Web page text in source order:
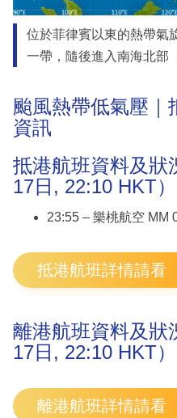
位於菲律賓以東的熱帶氣
一帶，隨後進入南海北部
颱風熱帶低氣壓｜
資訊
抵港航班資料及狀
17日, 22:10 HKT）
23:55 – 樂桃航空 MM
抵港航班詳情請看
離港航班資料及狀
17日, 22:10 HKT）
離港航班詳情請看